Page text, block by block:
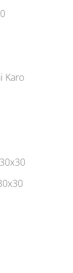
Karo